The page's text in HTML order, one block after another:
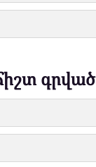
գրված